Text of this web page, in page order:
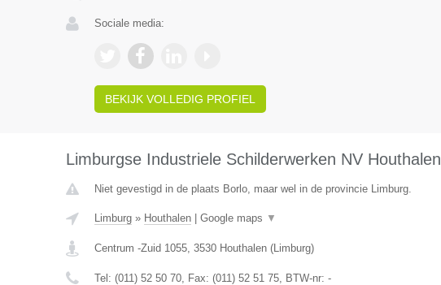
Sociale media:
BEKIJK VOLLEDIG PROFIEL
Limburgse Industriele Schilderwerken NV Houthalen
Niet gevestigd in de plaats Borlo, maar wel in de provincie Limburg.
Limburg» Houthalen| Google maps ▼
Centrum -Zuid 1055, 3530 Houthalen(Limburg)
Tel: (011) 52 50 70, Fax: (011) 52 51 75, BTW-nr: -